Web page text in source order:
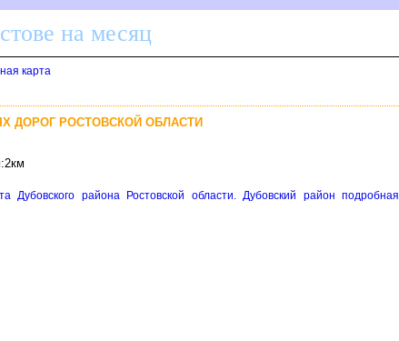
на месяц
карта
ДОРОГ РОСТОВСКОЙ ОБЛАСТИ
Дубовского района Ростовской области. Дубовский район подробная